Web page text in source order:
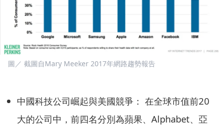
圖／ 截圖自Mary Meeker 2017年網路趨勢報告
中國科技公司崛起與美國競爭： 在全球市值前20
大的公司中，前四名分別為蘋果、Alphabet、亞